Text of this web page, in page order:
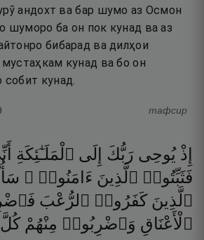
андохт ва бар шумо аз Осмон
шуморо ба он пок кунад ва аз
бибарад ва дилҳои
кунад ва бо он
кунад.
тафсир
إِذْ يُوحِى رَبُّكَ إِلَى ٱلْمَلَـٰٓئِكَةِ
فَثَبِّتُوا۟ ٱلَّذِينَ ءَامَنُوا۟ ۚ
ٱلَّذِينَ كَفَرُوا۟ ٱلرُّعْبَ
ٱلْأَعْنَاقِ وَٱضْرِبُوا۟ مِنْهُمْ كُلَّ